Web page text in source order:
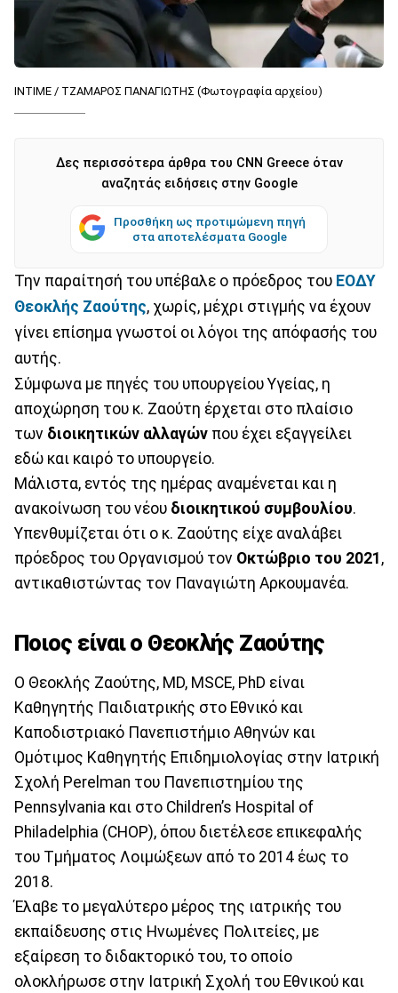
INTIME / ΤΖΑΜΑΡΟΣ ΠΑΝΑΓΙΩΤΗΣ (Φωτογραφία αρχείου)
Δες περισσότερα άρθρα του CNN Greece όταν
αναζητάς ειδήσεις στην Google
Προσθήκη ως προτιμώμενη πηγή
στα αποτελέσματα Google
Την παραίτησή του υπέβαλε ο πρόεδρος του ΕΟΔΥ
Θεοκλής Ζαούτης, χωρίς, μέχρι στιγμής να έχουν
γίνει επίσημα γνωστοί οι λόγοι της απόφασής του
αυτής.
Σύμφωνα με πηγές του υπουργείου Υγείας, η
αποχώρηση του κ. Ζαούτη έρχεται στο πλαίσιο
των διοικητικών αλλαγών που έχει εξαγγείλει
εδώ και καιρό το υπουργείο.
Μάλιστα, εντός της ημέρας αναμένεται και η
ανακοίνωση του νέου διοικητικού συμβουλίου.
Υπενθυμίζεται ότι ο κ. Ζαούτης είχε αναλάβει
πρόεδρος του Οργανισμού τον Οκτώβριο του 2021 ,
αντικαθιστώντας τον Παναγιώτη Αρκουμανέα.
Ποιος είναι ο Θεοκλής Ζαούτης
Ο Θεοκλής Ζαούτης, MD, MSCE, PhD είναι
Καθηγητής Παιδιατρικής στο Εθνικό και
Καποδιστριακό Πανεπιστήμιο Αθηνών και
Οµότιµος Καθηγητής Επιδηµιολογίας στην Ιατρική
Σχολή Perelman του Πανεπιστηµίου της
Pennsylvania και στο Children’s Hospital of
Philadelphia (CHOP), όπου διετέλεσε επικεφαλής
του Τμήματος Λοιμώξεων από το 2014 έως το
2018.
Έλαβε το μεγαλύτερο µέρος της ιατρικής του
εκπαίδευσης στις Ηνωµένες Πολιτείες, µε
εξαίρεση το διδακτορικό του, το οποίο
ολοκλήρωσε στην Ιατρική Σχολή του Εθνικού και